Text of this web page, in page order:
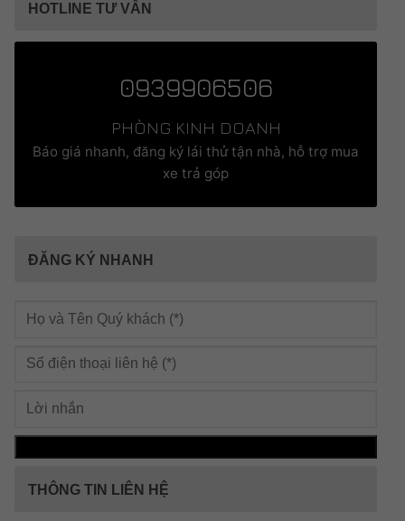
HOTLINE TƯ VẤN
0939906506
PHÒNG KINH DOANH
Báo giá nhanh, đăng ký lái thử tận nhà, hỗ trợ mua
xe trả góp
ĐĂNG KÝ NHANH
THÔNG TIN LIÊN HỆ